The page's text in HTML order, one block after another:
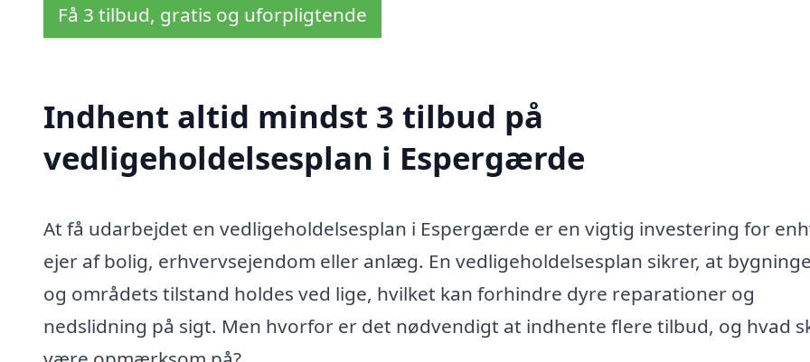
Få 3 tilbud, gratis og uforpligtende
Indhent altid mindst 3 tilbud på
vedligeholdelsesplan i Espergærde
At få udarbejdet en vedligeholdelsesplan i Espergærde er en vigtig investering for
ejer af bolig, erhvervsejendom eller anlæg. En vedligeholdelsesplan sikrer, at
og områdets tilstand holdes ved lige, hvilket kan forhindre dyre reparationer og
nedslidning på sigt. Men hvorfor er det nødvendigt at indhente flere tilbud, og hvad